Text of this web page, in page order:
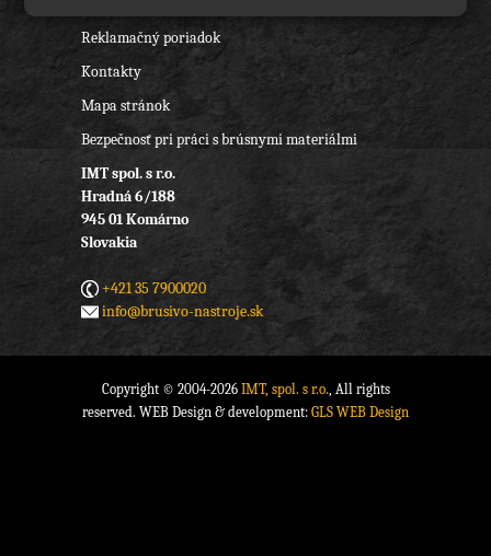
Reklamačný poriadok
Kontakty
Mapa stránok
Bezpečnosť pri práci s brúsnymi materiálmi
IMT spol. s r.o.
Hradná 6/188
945 01 Komárno
Slovakia
+421 35 7900020
info@brusivo-nastroje.sk
Copyright © 2004-2026 IMT, spol. s r.o., All rights
reserved. WEB Design & development: GLS WEB Design